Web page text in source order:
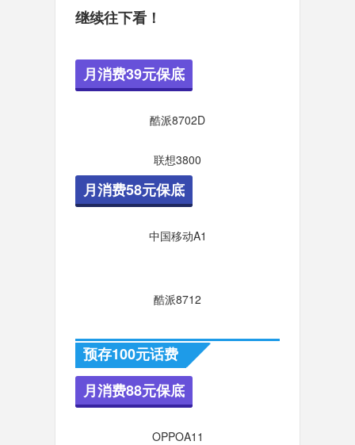
继续往下看！
月消费39元保底
酷派8702D
联想3800
月消费58元保底
中国移动A1
酷派8712
预存100元话费
月消费88元保底
OPPOA11